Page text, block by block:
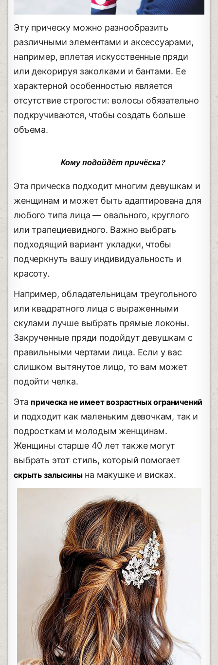
Эту прическу можно разнообразить
различными элементами и аксессуарами,
например, вплетая искусственные пряди
или декорируя заколками и бантами. Ее
характерной особенностью является
отсутствие строгости: волосы обязательно
подкручиваются, чтобы создать больше
объема.
Кому подойдёт причёска?
Эта прическа подходит многим девушкам и
женщинам и может быть адаптирована для
любого типа лица — овального, круглого
или трапециевидного. Важно выбрать
подходящий вариант укладки, чтобы
подчеркнуть вашу индивидуальность и
красоту.
Например, обладательницам треугольного
или квадратного лица с выраженными
скулами лучше выбрать прямые локоны.
Закрученные пряди подойдут девушкам с
правильными чертами лица. Если у вас
слишком вытянутое лицо, то вам может
подойти челка.
Эта прическа не имеет возрастных ограничений
и подходит как маленьким девочкам, так и
подросткам и молодым женщинам.
Женщины старше 40 лет также могут
выбрать этот стиль, который помогает
скрыть залысинына макушке и висках.